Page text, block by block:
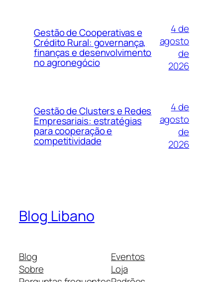
Gestão de Cooperativas e
Crédito Rural: governança,
finanças e desenvolvimento
no agronegócio
4 de
agosto
de
2026
Gestão de Clusters e Redes
Empresariais: estratégias
para cooperação e
competitividade
4 de
agosto
de
2026
Blog Libano
Blog
Sobre
Eventos
Loja